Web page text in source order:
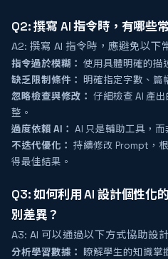
Q2: 撰寫 AI 指令時，有哪些
A2: 撰寫 AI 指令時，應避免以下
指令過於模糊： 使用具體明確的描
缺乏限制條件： 明確指定字數、篇
忽略檢查與修改： 仔細檢查 AI 產
整。
過度依賴 AI： AI 只是輔助工具，
不迭代優化： 持續修改 Prompt，
得最佳結果。
Q3: 如何利用 AI 設計個性化
別差異？
A3: AI 可以通過以下方式協助設
分析學習數據：
瞭解學生的知識掌